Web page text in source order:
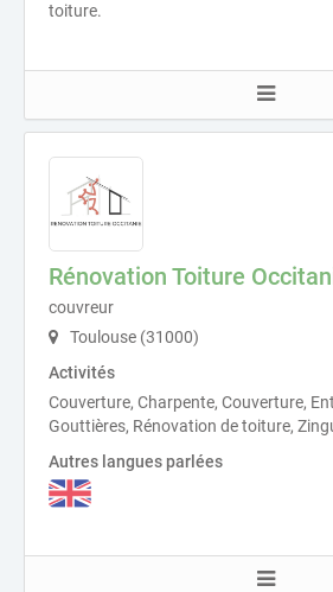
toiture.
Rénovation Toiture
couvreur
Toulouse (31000)
Activités
Couverture, Charpente, Couverture,
Gouttières, Rénovation de toiture,
Autres langues parlées